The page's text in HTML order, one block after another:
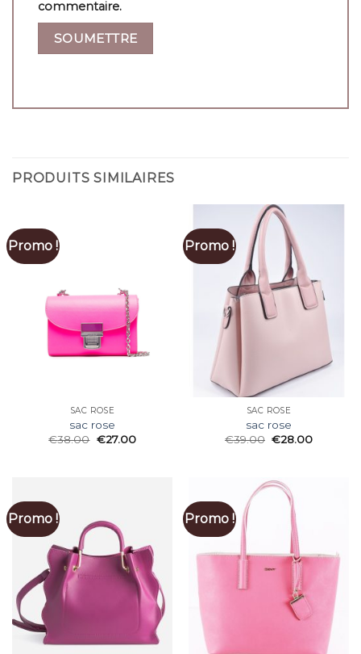
commentaire.
PRODUITS SIMILAIRES
Promo !
SAC ROSE
sac rose
€38.00 €27.00
Promo !
SAC ROSE
sac rose
€39.00 €28.00
Promo ! Promo !